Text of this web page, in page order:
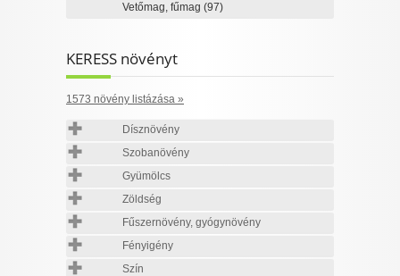
Vetőmag, fűmag (97)
KERESS növényt
1573 növény listázása »
Dísznövény
Szobanövény
Gyümölcs
Zöldség
Fűszernövény, gyógynövény
Fényigény
Szín